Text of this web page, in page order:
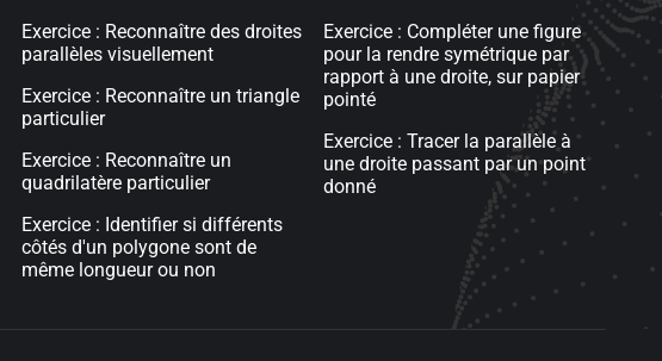
Exercice : Reconnaître des droites
parallèles visuellement
Exercice : Reconnaître un triangle
particulier
Exercice : Reconnaître un
quadrilatère particulier
Exercice : Identifier si différents
côtés d'un polygone sont de
même longueur ou non
Exercice : Compléter une figure
pour la rendre symétrique par
rapport à une droite, sur papier
pointé
Exercice : Tracer la parallèle à
une droite passant par un point
donné